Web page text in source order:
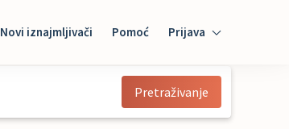
Novi iznajmljivači Pomoć Prijava
Mybooking
Pretraživanje